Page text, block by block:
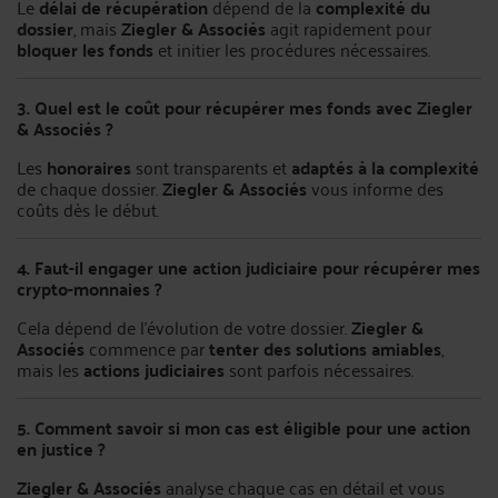
Ledélai de récupération dépend de la complexité du
dossier, maisZiegler & Associés agit rapidement pour
bloquer les fondset initier les procédures nécessaires.
3. Quel est le coût pour récupérer mes fonds avec Ziegler
& Associés ?
Les honoraires sont transparents etadaptés à la complexité
de chaque dossier.Ziegler & Associésvous informe des
coûts dès le début.
4. Faut-il engager une action judiciaire pour récupérer mes
crypto-monnaies ?
Cela dépend de l’évolution de votre dossier.Ziegler &
Associés commence partenter des solutions amiables,
mais les actions judiciaires sont parfois nécessaires.
5. Comment savoir si mon cas est éligible pour une action
en justice ?
Ziegler & Associés analyse chaque cas en détail et vous